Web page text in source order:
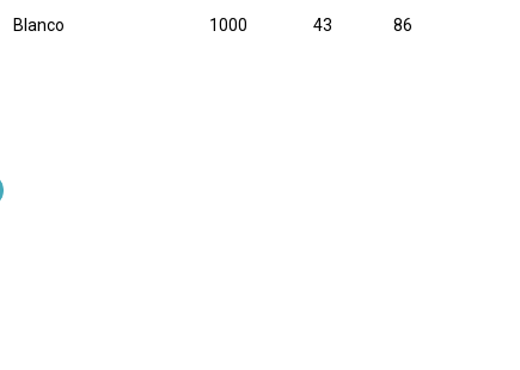
Blanco 1000 43 86